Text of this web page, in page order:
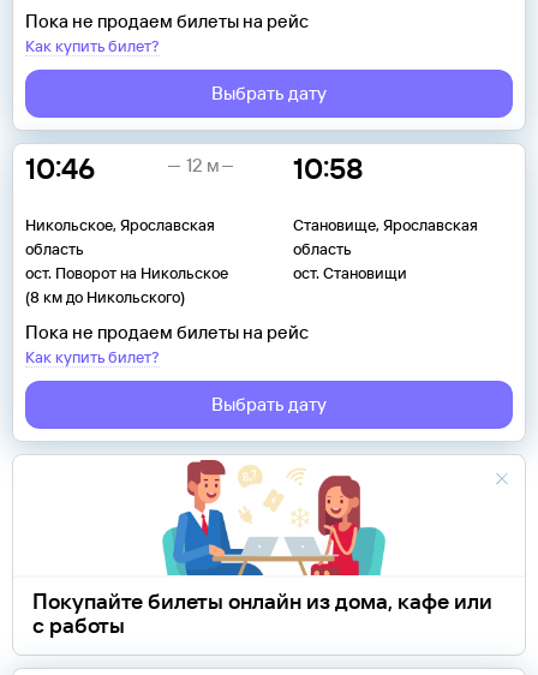
Пока не продаем билеты на рейс
Как купить билет?
Выбрать дату
10:46
Никольское, Ярославская
область
ост. Поворот на Никольское
(8 км до Никольского)
10:58
Становище, Ярославская
область
ост. Становищи
12 м
Пока не продаем билеты на рейс
Как купить билет?
Выбрать дату
Покупайте билеты онлайн из дома, кафе или
с работы